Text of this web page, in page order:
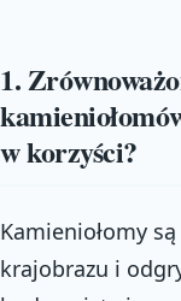
1.
w korzyści?
Kamieniołomy
krajobrazu i